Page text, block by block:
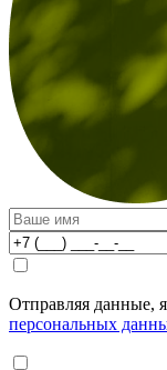
Отправляя данные,
персональных